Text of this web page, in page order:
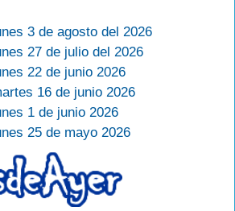
3 de agosto del 2026
27 de julio del 2026
22 de junio 2026
16 de junio 2026
1 de junio 2026
25 de mayo 2026